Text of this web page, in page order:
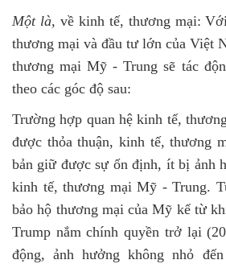
Một là, về kinh tế, thương mại:
thương mại và đầu tư lớn của Việt
thương mại Mỹ - Trung sẽ tác
theo các góc độ sau:
Trường hợp quan hệ kinh tế,
được thỏa thuận, kinh tế, thương
bản giữ được sự ổn định, ít bị ảnh
kinh tế, thương mại Mỹ - Trung.
bảo hộ thương mại của Mỹ kể từ
Trump nắm chính quyền trởlại
động, ảnh hưởng không nhỏ